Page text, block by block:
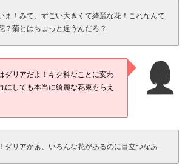
ま！みて、すごい大きくて綺麗な花！これなんて
？菊とはちょっと違うんだろ？
ダリアだよ！キク科なことに変わ
にしても本当に綺麗な花束もらえ
ダリアかぁ、いろんな花があるのに目立つなあ